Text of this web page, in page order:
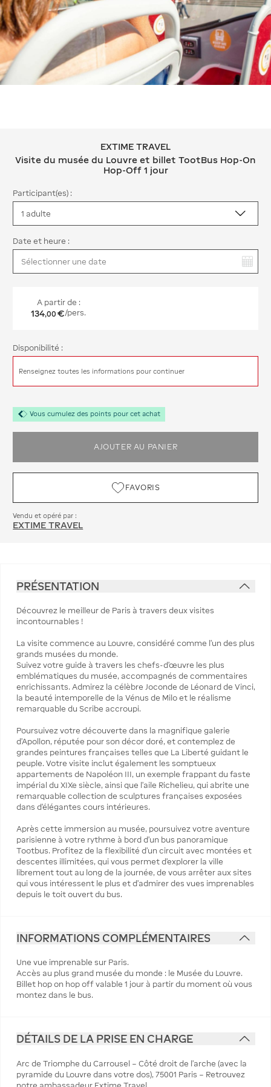
EXTIME TRAVEL Visite du musée
EXTIME TRAVEL
Visite du musée du Louvre et billet TootBus Hop-On
Hop-Off 1 jour
Participant(es) :
Date et heure :
A partir de :
134,00 €/pers.
Disponibilité :
Renseignez toutes les informations pour continuer
Vous cumulez des points pour cet achat
AJOUTER AU PANIER
FAVORIS
Vendu et opéré par :
EXTIME TRAVEL
PRÉSENTATION
Découvrez le meilleur de Paris à travers deux visites
incontournables !
La visite commence au Louvre, considéré comme l’un des plus
grands musées du monde.
Suivez votre guide à travers les chefs-d’œuvre les plus
emblématiques du musée, accompagnés de commentaires
enrichissants. Admirez la célèbre Joconde de Léonard de Vinci,
la beauté intemporelle de la Vénus de Milo et le réalisme
remarquable du Scribe accroupi.
Poursuivez votre découverte dans la magnifique galerie
d’Apollon, réputée pour son décor doré, et contemplez de
grandes peintures françaises telles que La Liberté guidant le
peuple. Votre visite inclut également les somptueux
appartements de Napoléon III, un exemple frappant du faste
impérial du XIXe siècle, ainsi que l’aile Richelieu, qui abrite une
remarquable collection de sculptures françaises exposées
dans d’élégantes cours intérieures.
Après cette immersion au musée, poursuivez votre aventure
parisienne à votre rythme à bord d’un bus panoramique
Tootbus. Profitez de la flexibilité d’un circuit avec montées et
descentes illimitées, qui vous permet d’explorer la ville
librement tout au long de la journée, de vous arrêter aux sites
qui vous intéressent le plus et d’admirer des vues imprenables
depuis le toit ouvert du bus.
INFORMATIONS COMPLÉMENTAIRES
Une vue imprenable sur Paris.
Accès au plus grand musée du monde : le Musée du Louvre.
Billet hop on hop off valable 1 jour à partir du moment où vous
montez dans le bus.
DÉTAILS DE LA PRISE EN CHARGE
Arc de Triomphe du Carrousel – Côté droit de l'arche (avec la
pyramide du Louvre dans votre dos), 75001 Paris – Retrouvez
notre ambassadeur Extime Travel